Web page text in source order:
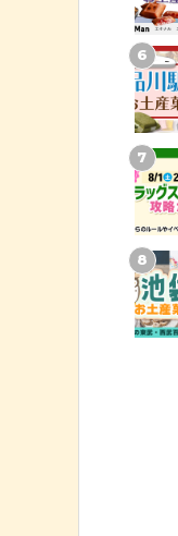
6
7
8